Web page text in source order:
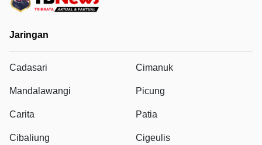
Jaringan
Cadasari Cimanuk
Mandalawangi Picung
Carita Patia
Cibaliung Cigeulis